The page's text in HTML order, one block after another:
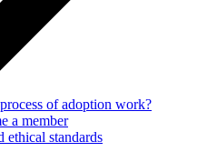
of adoption work?
a member
ethical standards